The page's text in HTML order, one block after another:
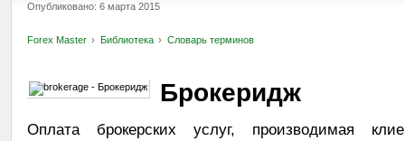
Опубликовано: 6 марта 2015
Forex Master Библиотека Словарь терминов
Брокеридж
Оплата брокерских услуг, производимая